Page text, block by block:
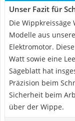
Unser Fazit für
Die Wippkreissäge
Modelle aus
Elektromotor.
Watt sowie eine
Sägeblatt hat
Präzision beim
Sicherheit beim
über der Wippe.